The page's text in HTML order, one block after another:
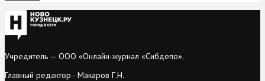
Учредитель — ООО «Онлайн-журнал «Сибдепо».
Главный редактор - Макаров Г.Н.